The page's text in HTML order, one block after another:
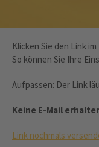
Klicken Sie den Link
So können Sie Ihre
Aufpassen: Der Link
Keine E-Mail
Link nochmals